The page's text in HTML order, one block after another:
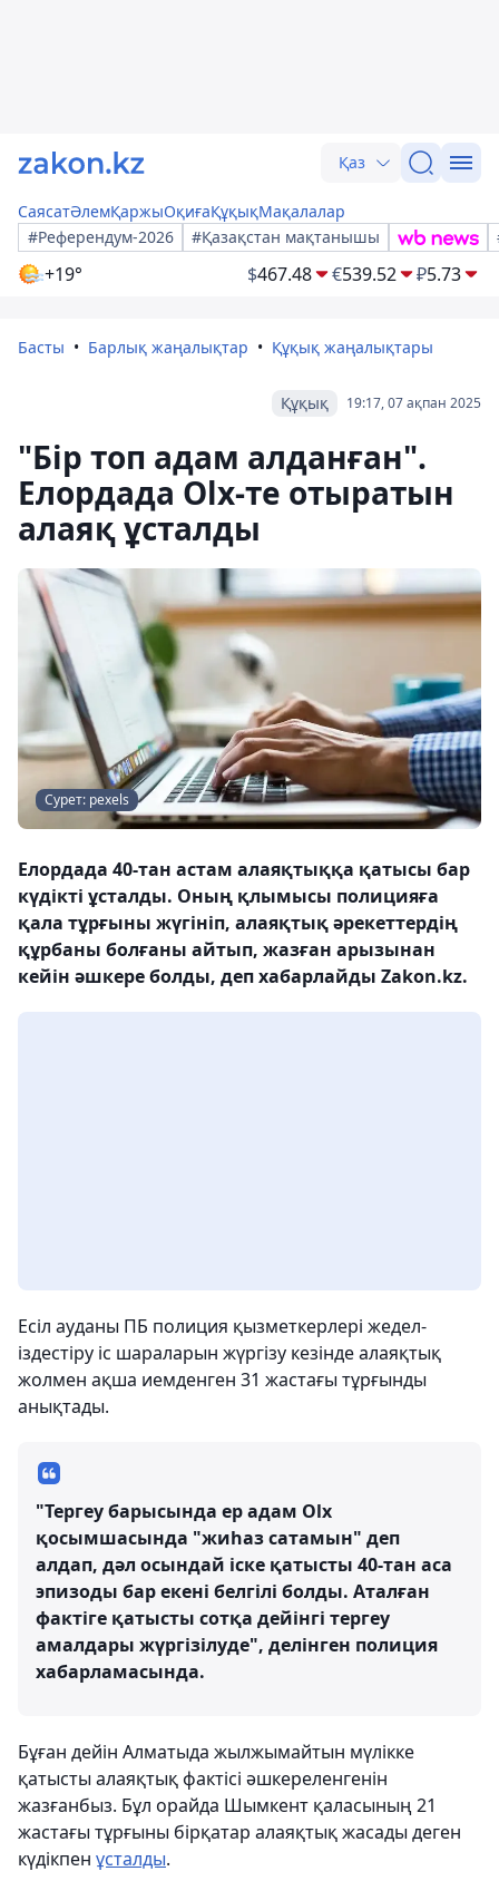
Қаз
СаясатӘлемҚаржыОқиғаҚұқықМақалалар
#Референдум-2026
#Қазақстан мақтанышы
+19° $467.48 €539.52 ₽5.73
Басты Барлық жаңалықтар Құқық жаңалықтары
19:17, 07 ақпан 2025
Құқық
"Бір топ адам алданған".
Елордада Olx-те отыратын
алаяқ ұсталды
Сурет: pexels
Елордада 40-тан астам алаяқтыққа қатысы бар
күдікті ұсталды. Оның қлымысы полицияға
қала тұрғыны жүгініп, алаяқтық әрекеттердің
құрбаны болғаны айтып, жазған арызынан
кейін әшкере болды, деп хабарлайды Zakon.kz.
Есіл ауданы ПБ полиция қызметкерлері жедел-
іздестіру іс шараларын жүргізу кезінде алаяқтық
жолмен ақша иемденген 31 жастағы тұрғынды
анықтады.
"Тергеу барысында ер адам Olx
қосымшасында "жиһаз сатамын" деп
алдап, дәл осындай іске қатысты 40-тан аса
эпизоды бар екені белгілі болды. Аталған
фактіге қатысты сотқа дейінгі тергеу
амалдары жүргізілуде", делінген полиция
хабарламасында.
Бұған дейін Алматыда жылжымайтын мүлікке
қатысты алаяқтық фактісі әшкереленгенін
жазғанбыз. Бұл орайда Шымкент қаласының 21
жастағы тұрғыны бірқатар алаяқтық жасады деген
күдікпен ұсталды.